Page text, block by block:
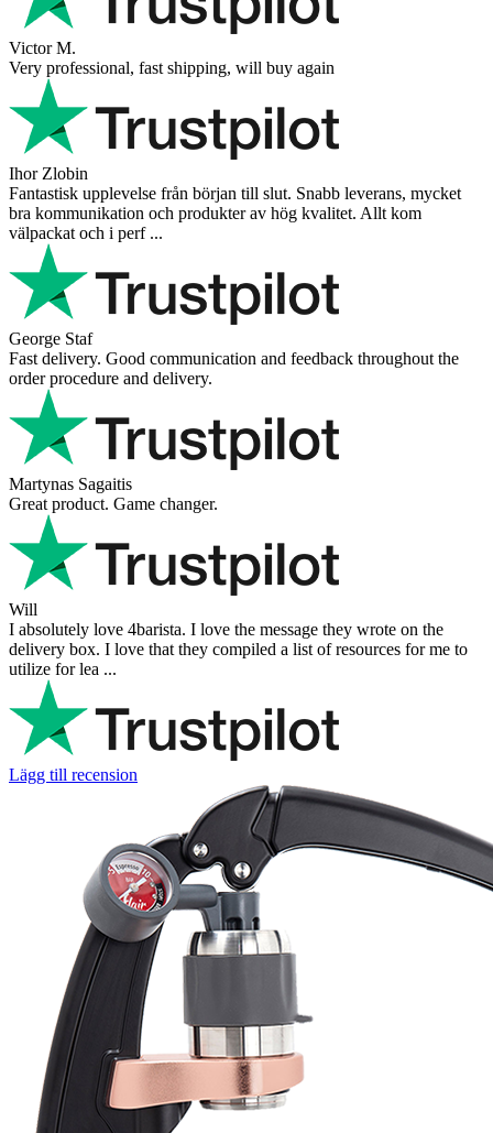
Victor M.
Very professional, fast shipping, will buy again
Ihor Zlobin
Fantastisk upplevelse från början till slut. Snabb leverans, mycket
bra kommunikation och produkter av hög kvalitet. Allt kom
välpackat och i perf ...
George Staf
Fast delivery. Good communication and feedback throughout the
order procedure and delivery.
Martynas Sagaitis
Great product. Game changer.
Will
I absolutely love 4barista. I love the message they wrote on the
delivery box. I love that they compiled a list of resources for me to
utilize for lea ...
Lägg till recension